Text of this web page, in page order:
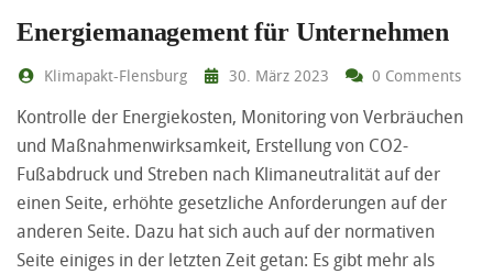
Energiemanagement für Unternehmen
Klimapakt-Flensburg 30. März 2023 0 Comments
Kontrolle der Energiekosten, Monitoring von Verbräuchen
und Maßnahmenwirksamkeit, Erstellung von CO2-
Fußabdruck und Streben nach Klimaneutralität auf der
einen Seite, erhöhte gesetzliche Anforderungen auf der
anderen Seite. Dazu hat sich auch auf der normativen
Seite einiges in der letzten Zeit getan: Es gibt mehr als